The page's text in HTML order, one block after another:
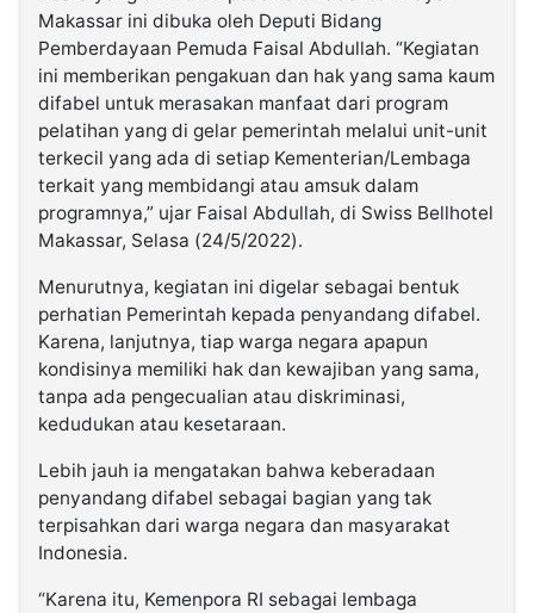
Makassar ini dibuka oleh Deputi Bidang
Pemberdayaan Pemuda Faisal Abdullah. “Kegiatan
ini memberikan pengakuan dan hak yang sama kaum
difabel untuk merasakan manfaat dari program
pelatihan yang di gelar pemerintah melalui unit-unit
terkecil yang ada di setiap Kementerian/Lembaga
terkait yang membidangi atau amsuk dalam
programnya,” ujar Faisal Abdullah, di Swiss Bellhotel
Makassar, Selasa (24/5/2022).
Menurutnya, kegiatan ini digelar sebagai bentuk
perhatian Pemerintah kepada penyandang difabel.
Karena, lanjutnya, tiap warga negara apapun
kondisinya memiliki hak dan kewajiban yang sama,
tanpa ada pengecualian atau diskriminasi,
kedudukan atau kesetaraan.
Lebih jauh ia mengatakan bahwa keberadaan
penyandang difabel sebagai bagian yang tak
terpisahkan dari warga negara dan masyarakat
Indonesia.
“Karena itu, Kemenpora RI sebagai lembaga